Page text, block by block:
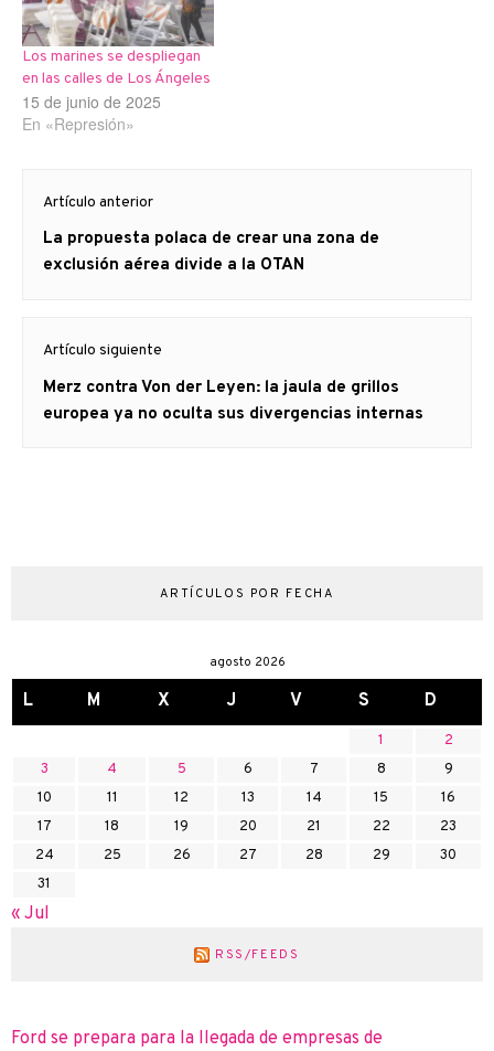
Los marines se despliegan
en las calles de Los Ángeles
15 de junio de 2025
En «Represión»
de
entradas
Artículo anterior
Artículo
anterior
La propuesta polaca de crear una zona de
exclusión aérea divide a la OTAN
Artículo siguiente
Artículo
siguiente:
Merz contra Von der Leyen: la jaula de grillos
europea ya no oculta sus divergencias internas
ARTÍCULOS POR FECHA
agosto 2026
L M X J V S D
1
2
3
4 5 6 7 8
9
10
11 12 13 14 15
16
17
18 19 20 21 22
23
24
25 26 27 28 29
30
31
« Jul
RSS/FEEDS
Ford se prepara para la llegada de empresas de